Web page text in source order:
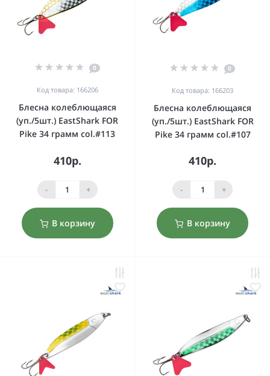
0
Код товара: 166206
Блесна колеблющаяся
(уп./5шт.) EastShark FOR
Pike 34 грамм col.#113
410р.
- +
В корзину
0
Код товара: 166203
Блесна колеблющаяся
(уп./5шт.) EastShark FOR
Pike 34 грамм col.#107
410р.
- +
В корзину